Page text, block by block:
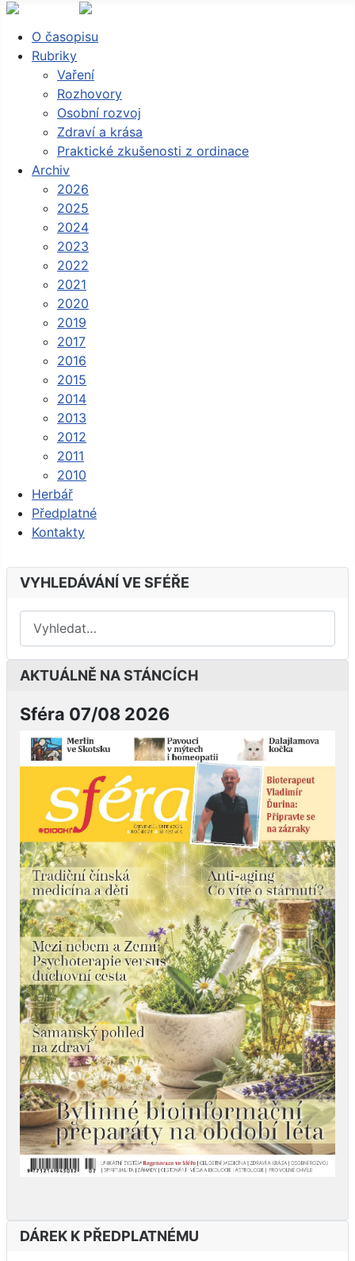
O časopisu
Rubriky
Vaření
Rozhovory
Osobní rozvoj
Zdraví a krása
Praktické zkušenosti z ordinace
Archiv
2026
2025
2024
2023
2022
2021
2020
2019
2017
2016
2015
2014
2013
2012
2011
2010
Herbář
Předplatné
Kontakty
VYHLEDÁVÁNÍ VE SFÉŘE
AKTUÁLNĚ NA STÁNCÍCH
Sféra 07/08 2026
DÁREK K PŘEDPLATNÉMU